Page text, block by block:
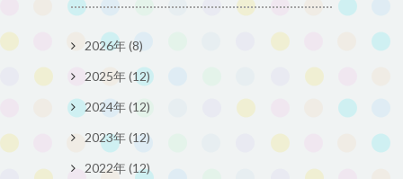
2026年 (8)
2025年 (12)
2024年 (12)
2023年 (12)
2022年 (12)